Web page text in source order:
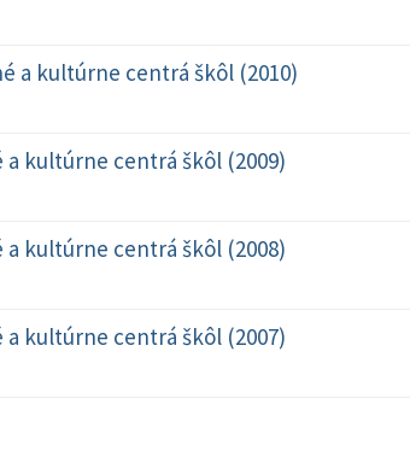
a kultúrne centrá škôl (2010)
kultúrne centrá škôl (2009)
kultúrne centrá škôl (2008)
kultúrne centrá škôl (2007)